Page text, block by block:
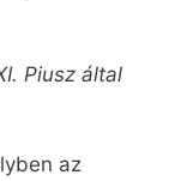
Piusz által
az